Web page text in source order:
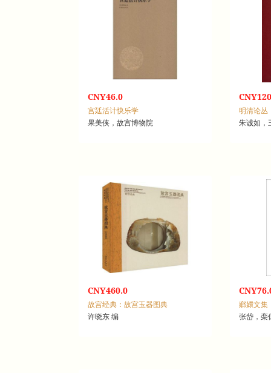
CNY46.0
宫廷活计快乐学
果美侠，故宫博物院
明清论丛
朱诚如，
CNY460.0
故宫经典：故宫玉器图典
许晓东 编
嫏嬛文集
张岱，栾